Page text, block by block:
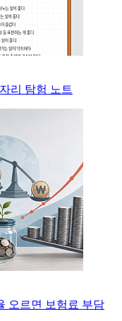
리 탐험 노트
오르면 보험료 부담